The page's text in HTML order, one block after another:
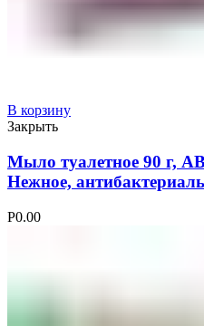
В корзину
Закрыть
Мыло туалетное 90 г,
Нежное,
Р0.00